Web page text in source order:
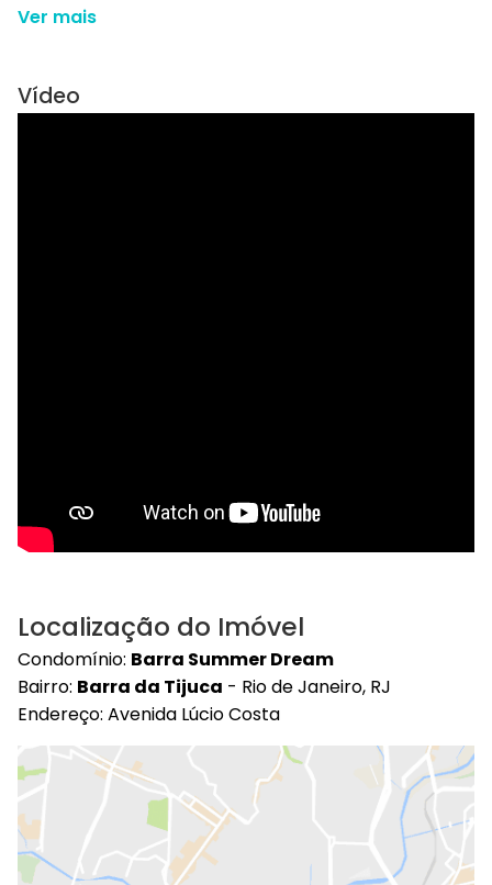
Ver mais
Vídeo
Localização do Imóvel
Condomínio: Barra Summer Dream
Bairro: Barra da Tijuca - Rio de Janeiro, RJ
Endereço: Avenida Lúcio Costa